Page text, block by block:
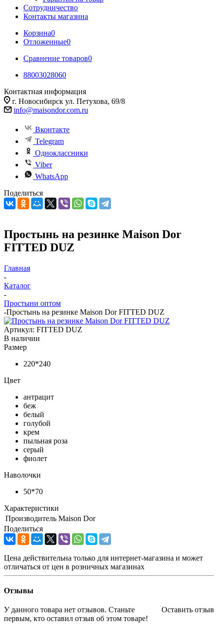
Сотрудничество
Контакты магазина
Корзина0
Отложенные0
Сравнение товаров0
88003028060
Контактная информация
г. Новосибирск ул. Петухова, 69/8
info@maisondor.com.ru
Вконтакте
Telegram
Одноклассники
Viber
WhatsApp
Поделиться
Простынь на резинке Maison Dor
FITTED DUZ
Главная
-
Каталог
-
Простыни оптом
-Простынь на резинке Maison Dor FITTED DUZ
Артикул: FITTED DUZ
В наличии
Размер
220*240
Цвет
антрацит
беж
белый
голубой
крем
пыльная роза
серый
фиолет
Наволочки
50*70
Характеристики
Производитель Maison Dor
Поделиться
Цена действительна только для интернет-магазина и может
отличаться от цен в розничных магазинах
Отзывы
Оставить отзыв
У данного товара нет отзывов. Станьте
первым, кто оставил отзыв об этом товаре!